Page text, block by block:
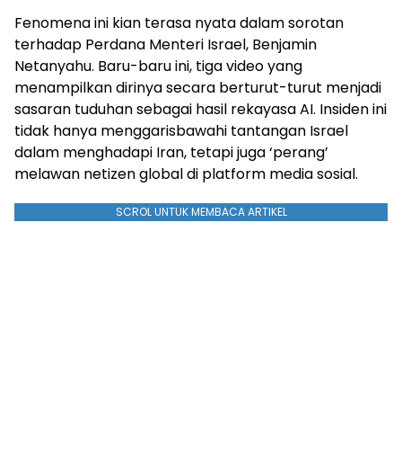
Fenomena ini kian terasa nyata dalam sorotan
terhadap Perdana Menteri Israel, Benjamin
Netanyahu. Baru-baru ini, tiga video yang
menampilkan dirinya secara berturut-turut menjadi
sasaran tuduhan sebagai hasil rekayasa AI. Insiden ini
tidak hanya menggarisbawahi tantangan Israel
dalam menghadapi Iran, tetapi juga ‘perang’
melawan netizen global di platform media sosial.
SCROL UNTUK MEMBACA ARTIKEL